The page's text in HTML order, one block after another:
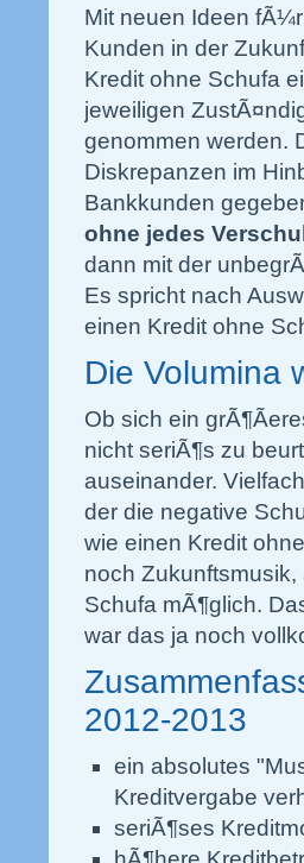
Mit neuen Ideen
Kunden in der
Kredit ohne Schufa
jeweiligen
genommen werden.
Diskrepanzen im
Bankkunden
ohne jedes
dann mit der
Es spricht nach
einen Kredit ohne
Die Volumina
Ob sich ein
nicht seriÃ¶s zu
auseinander.
der die negative
wie einen Kredit
noch Zukunftsmusik,
Schufa mÃ¶glich.
war das ja noch
2012-2013
ein absolutes
Kreditvergabe
seriÃ¶ses